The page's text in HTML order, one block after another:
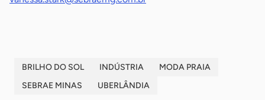
BRILHO DO SOL INDÚSTRIA
MODA PRAIA
SEBRAE MINAS
UBERLÂNDIA